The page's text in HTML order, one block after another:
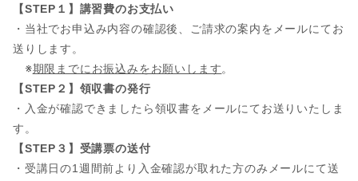
【STEP１】講習費のお支払い
・当社でお申込み内容の確認後、ご請求の案内をメールにてお
送りします。
※期限までにお振込みをお願いします。
【STEP２】領収書の発行
・入金が確認できましたら領収書をメールにてお送りいたしま
す。
【STEP３】受講票の送付
・受講日の1週間前より入金確認が取れた方のみメールにて送